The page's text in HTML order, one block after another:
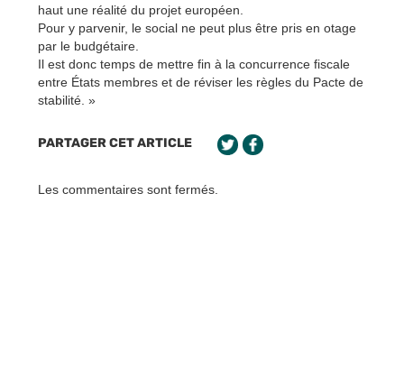
haut une réalité du projet européen.
Pour y parvenir, le social ne peut plus être pris en otage
par le budgétaire.
Il est donc temps de mettre fin à la concurrence fiscale
entre États membres et de réviser les règles du Pacte de
stabilité. »
PARTAGER CET ARTICLE
Les commentaires sont fermés.